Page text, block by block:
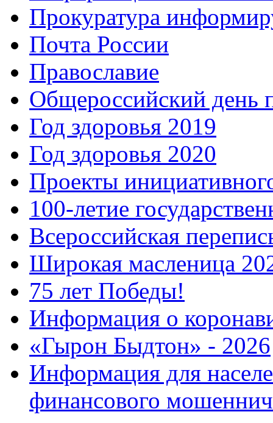
Прокуратура
Почта России
Православие
Общероссийский день
Год здоровья 2019
Год здоровья 2020
Проекты
100-летие
Всероссийская
Широкая масленица
75 лет Победы!
Информация о
«Гырон Быдтон» - 2026
Информация для
финансового